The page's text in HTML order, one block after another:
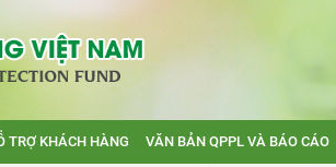
TRỢ KHÁCH HÀNG VĂN BẢN QPPL VÀ BÁO CÁO